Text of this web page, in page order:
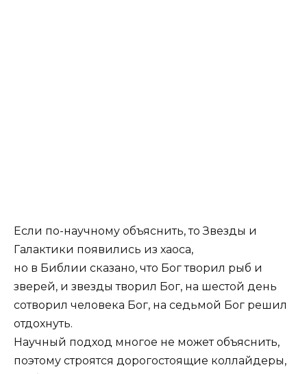
Если по-научному объяснить, то Звезды и
Галактики появились из хаоса,
но в Библии сказано, что Бог творил рыб и
зверей, и звезды творил Бог, на шестой день
сотворил человека Бог, на седьмой Бог решил
отдохнуть.
Научный подход многое не может объяснить,
поэтому строятся дорогостоящие коллайдеры,